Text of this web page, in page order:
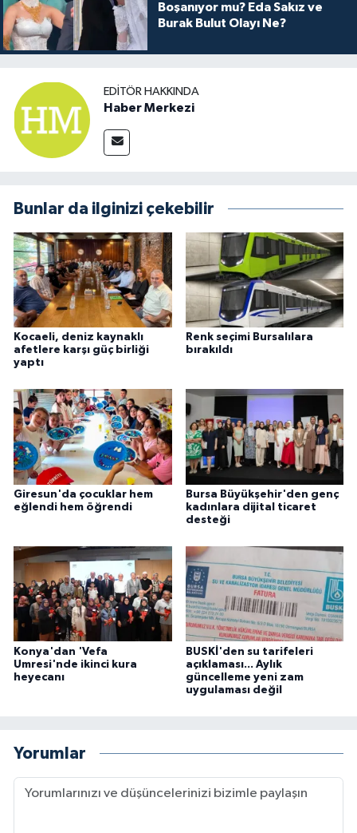
Boşanıyor mu? Eda Sakız ve
Burak Bulut Olayı Ne?
EDITÖR HAKKINDA
Haber Merkezi
Bunlar da ilginizi çekebilir
Kocaeli, deniz kaynaklı
afetlere karşı güç birliği
yaptı
Renk seçimi Bursalılara
bırakıldı
Giresun'da çocuklar hem
eğlendi hem öğrendi
Bursa Büyükşehir'den genç
kadınlara dijital ticaret
desteği
Konya'dan 'Vefa
Umresi'nde ikinci kura
heyecanı
BUSKİ'den su tarifeleri
açıklaması... Aylık
güncelleme yeni zam
uygulaması değil
Yorumlar